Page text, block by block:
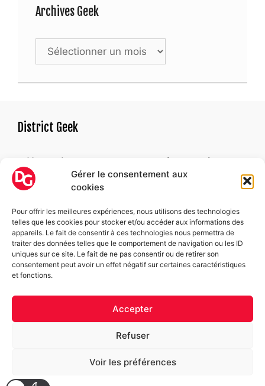
Gérer le consentement aux
cookies
Pour offrir les meilleures expériences, nous utilisons des technologies
telles que les cookies pour stocker et/ou accéder aux informations des
appareils. Le fait de consentir à ces technologies nous permettra de
traiter des données telles que le comportement de navigation ou les ID
uniques sur ce site. Le fait de ne pas consentir ou de retirer son
consentement peut avoir un effet négatif sur certaines caractéristiques
et fonctions.
Accepter
Refuser
Voir les préférences
Archives Geek
Archives
Geek
District Geek
« Un geek est une personne qui ne parvient pas
à trouver une raison satisfaisante de devenir
adulte. »
Suivez-nous
Facebook
Instagram
Copyright © 2026 District Geek. Tous droits réservés.